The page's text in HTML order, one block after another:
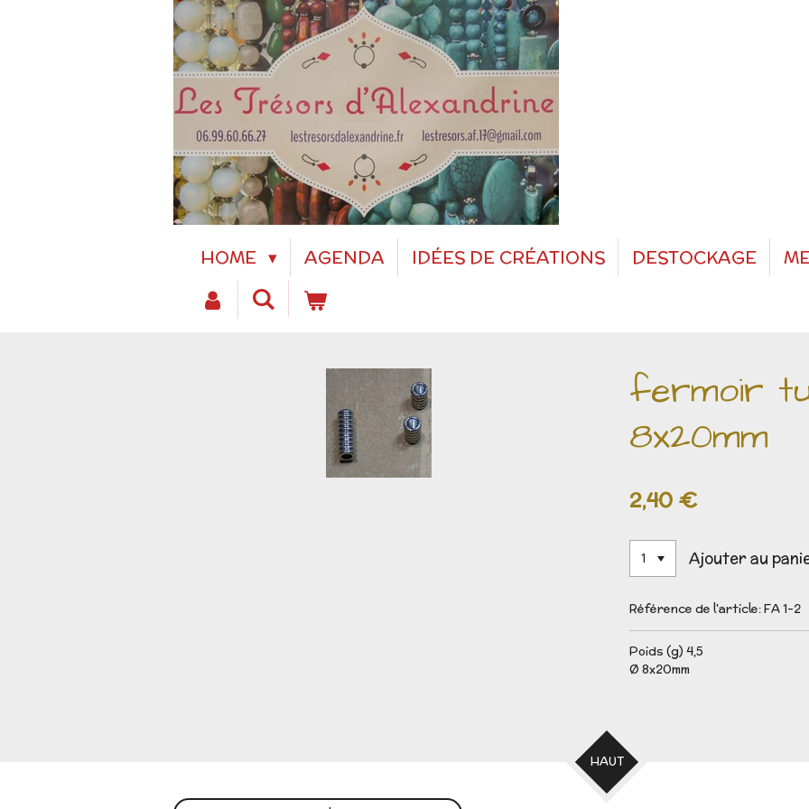
HOME AGENDA IDÉES DE CRÉATIONS DESTOCKAGE
fermoir
8x20mm
2,40 €
Ajouter au
Référence de l'article:FA 1-2
Poids (g) 4,5
Ø 8x20mm
HAUT